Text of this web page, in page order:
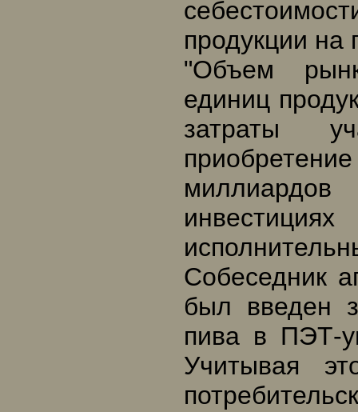
продукции на
"Объем
единиц
затраты
Собеседник
был введен
пива в ПЭТ-
Учитывая